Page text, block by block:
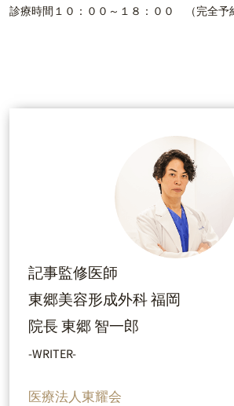
診療時間１０：００～１８：００ （完全予
記事監修医師
東郷美容形成外科 福岡
院長 東郷 智一郎
-WRITER-
医療法人東耀会